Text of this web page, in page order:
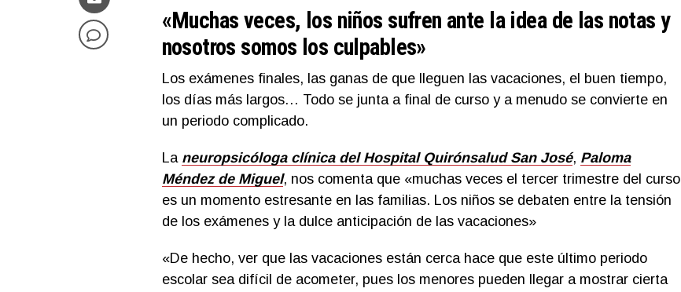
«Muchas veces, los niños sufren ante la idea de las notas y
nosotros somos los culpables»
Los exámenes finales, las ganas de que lleguen las vacaciones, el buen tiempo,
los días más largos… Todo se junta a final de curso y a menudo se convierte en
un periodo complicado.
La neuropsicóloga clínica del Hospital Quirónsalud San José, Paloma
Méndez de Miguel, nos comenta que «muchas veces el tercer trimestre del curso
es un momento estresante en las familias. Los niños se debaten entre la tensión
de los exámenes y la dulce anticipación de las vacaciones»
«De hecho, ver que las vacaciones están cerca hace que este último periodo
escolar sea difícil de acometer, pues los menores pueden llegar a mostrar cierta